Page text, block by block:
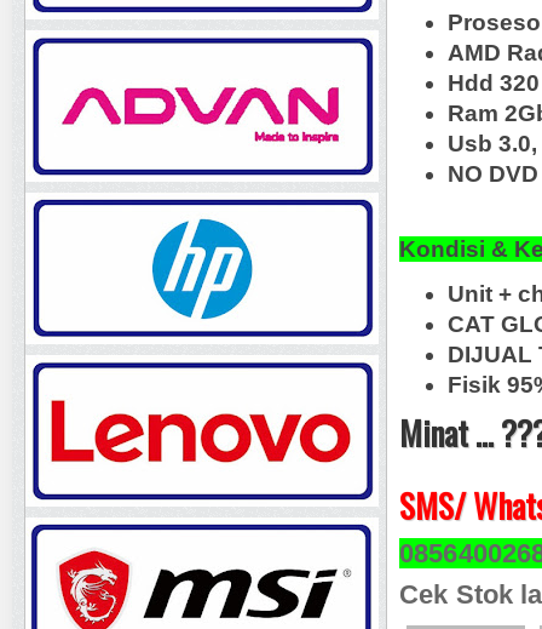
AMD
Hdd 320
Ram
Usb
NO
Kondisi &
Unit +
CAT
DIJUAL
Fisik
Minat ...
SMS/
Cek Stok